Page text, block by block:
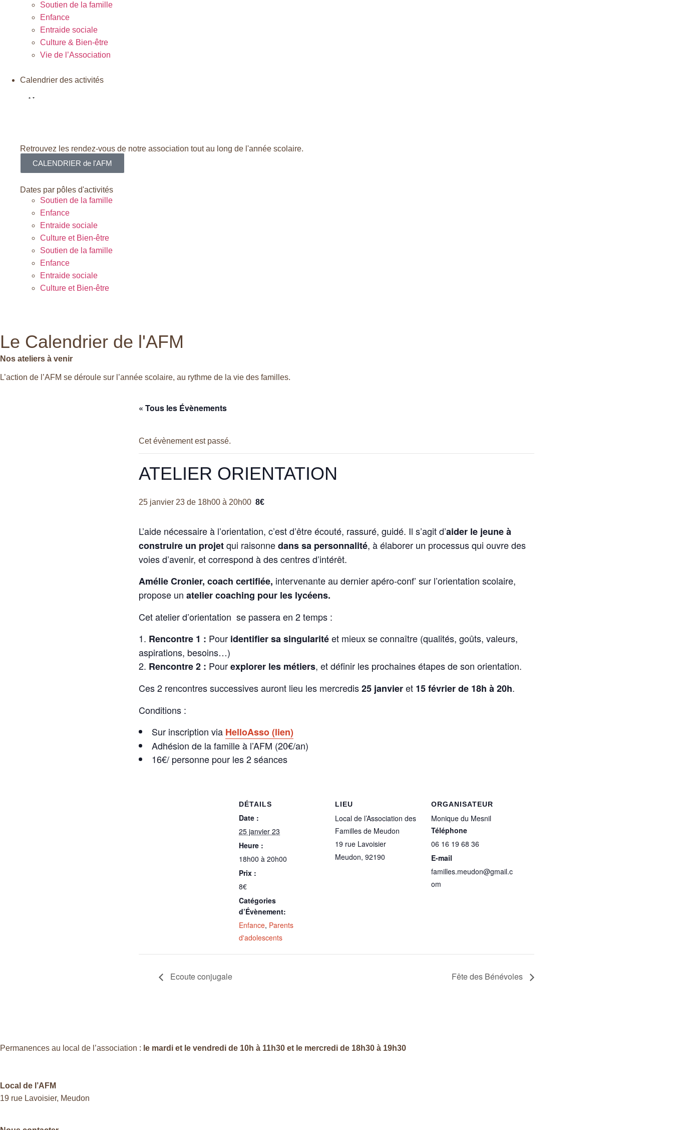
Soutien de la famille
Enfance
Entraide sociale
Culture & Bien-être
Vie de l’Association
Calendrier des activités
Retrouvez les rendez-vous de notre association tout au long de l'année scolaire.
CALENDRIER de l'AFM
Dates par pôles d'activités
Soutien de la famille
Enfance
Entraide sociale
Culture et Bien-être
Soutien de la famille
Enfance
Entraide sociale
Culture et Bien-être
Le Calendrier de l'AFM
Nos ateliers à venir
L’action de l’AFM se déroule sur l’année scolaire, au rythme de la vie des familles.
« Tous les Évènements
Cet évènement est passé.
ATELIER ORIENTATION
25 janvier 23 de 18h00 à 20h00 8€
L’aide nécessaire à l’orientation, c’est d’être écouté, rassuré, guidé. Il s’agit d’aider le jeune à
construire un projetqui raisonnedans sa personnalité, à élaborer un processus qui ouvre des
voies d’avenir, et correspond à des centres d’intérêt.
Amélie Cronier, coach certifiée, intervenante au dernier apéro-conf’ sur l’orientation scolaire,
propose un atelier coaching pour les lycéens.
Cet atelier d’orientation se passera en 2 temps :
Rencontre 1 : Pour identifier sa singularitéet mieux se connaître (qualités, goûts, valeurs,
aspirations, besoins…)
Rencontre 2 : Pourexplorer les métiers, et définir les prochaines étapes de son orientation.
Ces 2 rencontres successives auront lieu les mercredis25 janvieret 15 février de 18h à 20h.
Conditions :
Sur inscription via HelloAsso (lien)
Adhésion de la famille à l’AFM (20€/an)
16€/ personne pour les 2 séances
DÉTAILS
Date :
25 janvier 23
Heure :
18h00 à 20h00
Prix :
8€
Catégories
d’Évènement:
Enfance, Parents
d'adolescents
LIEU
Local de l’Association des
Familles de Meudon
19 rue Lavoisier
Meudon, 92190
ORGANISATEUR
Monique du Mesnil
Téléphone
06 16 19 68 36
E-mail
familles.meudon@gmail.c
om
Ecoute conjugale Fête des Bénévoles
Permanences au local de l’association : le mardi et le vendredi de 10h à 11h30 et le mercredi de 18h30 à 19h30
Local de l’AFM
19 rue Lavoisier, Meudon